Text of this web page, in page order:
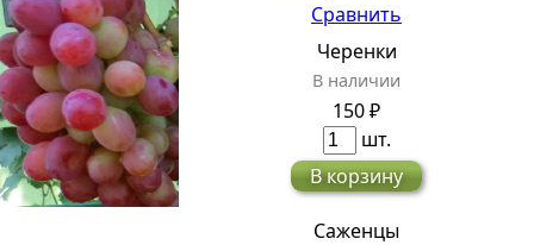
Сравнить
Черенки
В наличии
150 ₽
шт.
В корзину
Саженцы